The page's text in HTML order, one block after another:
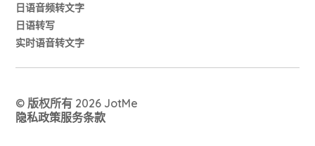
日语音频转文字
日语转写
实时语音转文字
© 版权所有 2026 JotMe
隐私政策服务条款